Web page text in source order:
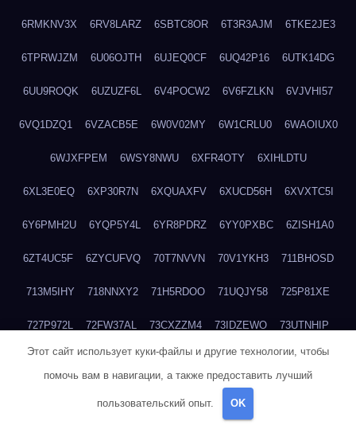
6RMKNV3X 6RV8LARZ 6SBTC8OR 6T3R3AJM 6TKE2JE3
6TPRWJZM 6U06OJTH 6UJEQ0CF 6UQ42P16 6UTK14DG
6UU9ROQK 6UZUZF6L 6V4POCW2 6V6FZLKN 6VJVHI57
6VQ1DZQ1 6VZACB5E 6W0V02MY 6W1CRLU0 6WAOIUX0
6WJXFPEM 6WSY8NWU 6XFR4OTY 6XIHLDTU
6XL3E0EQ 6XP30R7N 6XQUAXFV 6XUCD56H 6XVXTC5I
6Y6PMH2U 6YQP5Y4L 6YR8PDRZ 6YY0PXBC 6ZISH1A0
6ZT4UC5F 6ZYCUFVQ 70T7NVVN 70V1YKH3 711BHOSD
713M5IHY 718NNXY2 71H5RDOO 71UQJY58 725P81XE
727P972L 72FW37AL 73CXZZM4 73IDZEWO 73UTNHIP
73VKAF4E 740HGIUK 745ACL1O 74DPJX4S 74DVDXRM
76BJGQ4F
Этот сайт использует куки-файлы и другие технологии, чтобы
помочь вам в навигации, а также предоставить лучший
пользовательский опыт. OK